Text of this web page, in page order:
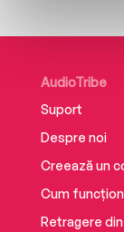
AudioTribe
Suport
Despre noi
Creează un
Cum
Retragere